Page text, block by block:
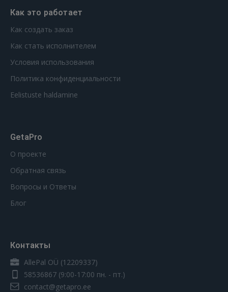
Как это работает
Как создать заказ
Как стать исполнителем
Условия использования
Политика конфиденциальности
Eelistuste haldamine
GetaPro
О проекте
Обратная связь
Вопросы и Ответы
Блог
Контакты
AllePal OÜ (12209337)
58536867 (9:00-17:00 пн. - пт.)
contact@getapro.ee